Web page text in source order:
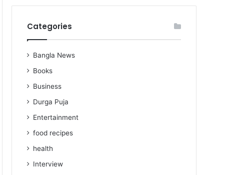
Categories
Bangla News
Books
Business
Durga Puja
Entertainment
food recipes
health
Interview